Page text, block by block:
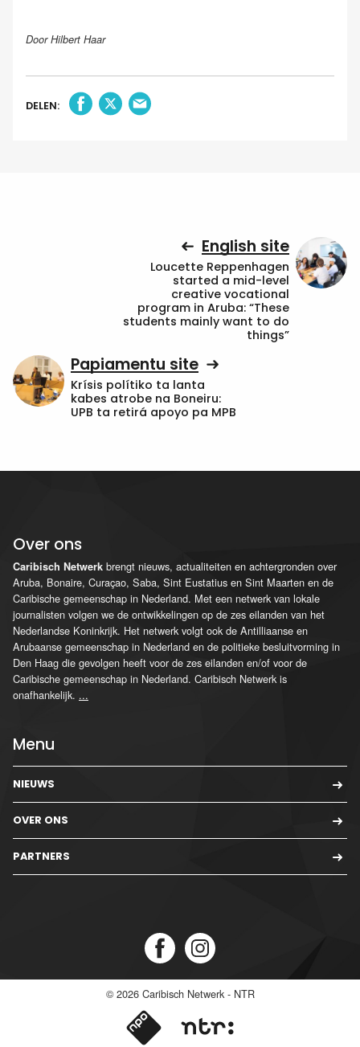
Door Hilbert Haar
DELEN:
English site
Loucette Reppenhagen
started a mid-level
creative vocational
program in Aruba: “These
students mainly want to do
things”
Papiamentu site
Krísis polítiko ta lanta
kabes atrobe na Boneiru:
UPB ta retirá apoyo pa MPB
Over ons
Caribisch Netwerk brengt nieuws, actualiteiten en achtergronden over
Aruba, Bonaire, Curaçao, Saba, Sint Eustatius en Sint Maarten en de
Caribische gemeenschap in Nederland. Met een netwerk van lokale
journalisten volgen we de ontwikkelingen op de zes eilanden van het
Nederlandse Koninkrijk. Het netwerk volgt ook de Antilliaanse en
Arubaanse gemeenschap in Nederland en de politieke besluitvorming in
Den Haag die gevolgen heeft voor de zes eilanden en/of voor de
Caribische gemeenschap in Nederland. Caribisch Netwerk is
onafhankelijk. ...
Menu
NIEUWS
OVER ONS
PARTNERS
© 2026 Caribisch Netwerk - NTR